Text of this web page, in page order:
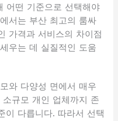
어떤 기준으로 선택해야
서는 부산 최고의 룸싸
가격과 서비스의 차이점
우는 데 실질적인 도움
와 다양성 면에서 매우
규모 개인 업체까지 존
이 다릅니다. 따라서 선택